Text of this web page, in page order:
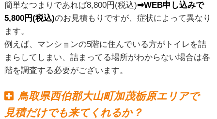
簡単なつまりであれば8,800円(税込)➡WEB申し込みで
5,800円(税込)のお見積もりですが、症状によって異なり
ます。
例えば、マンションの5階に住んでいる方がトイレを詰
まらしてしまい、詰まってる場所がわからない場合は各
階を調査する必要がございます。
鳥取県西伯郡大山町加茂栃原エリアで
見積だけでも来てくれるか？